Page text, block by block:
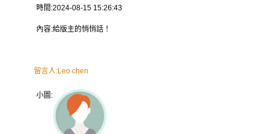
時間:2024-08-15 15:26:43
內容:給版主的悄悄話！
留言人:Leo chen
小圖: